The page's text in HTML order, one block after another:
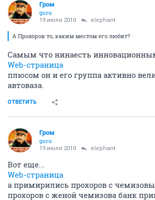
Гром
guru
19 июля 2010 elephant
А Прохоров то, каким местом его любит?
Самым что нинаесть
Web-страница
плюсом он и его группа активно
автоваза.
ОТВЕТИТЬ
Гром
guru
19 июля 2010 elephant
Вот еще...
Web-страница
а примирились прохоров с
прохоров с женой чемизова банк